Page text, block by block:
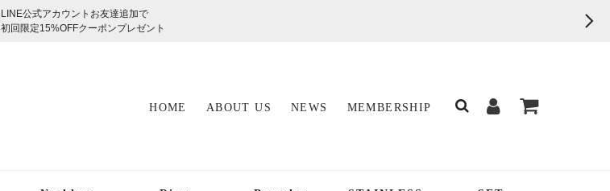
LINE公式アカウントお友達追加で
初回限定15%OFFクーポンプレゼント
HOME ABOUT US NEWS MEMBERSHIP